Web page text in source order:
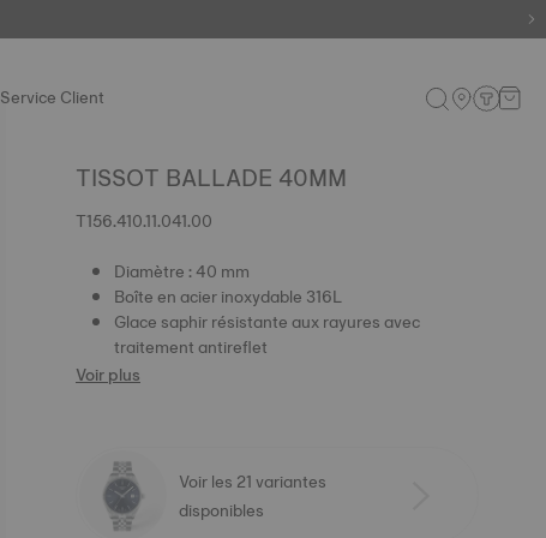
Service Client
TISSOT BALLADE 40MM
T156.410.11.041.00
Diamètre : 40 mm
Boîte en acier inoxydable 316L
Glace saphir résistante aux rayures avec
traitement antireflet
Voir plus
Voir les 21 variantes
disponibles